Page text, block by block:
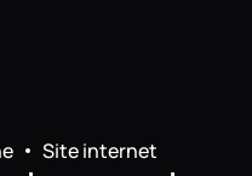
Site internet